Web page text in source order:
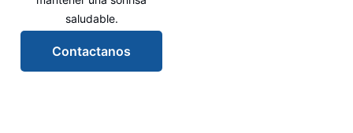
saludable.
Contactanos